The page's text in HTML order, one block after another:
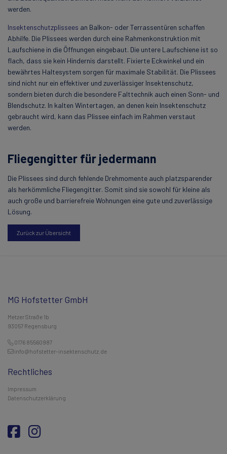
Zurück zur Übersicht
werden.
Insektenschutzplissees an Balkon- oder Terrassentüren schaffen
Abhilfe. Die Plissees werden durch eine Rahmenkonstruktion mit
Laufschiene in die Öffnungen eingebaut. Die untere Laufschiene ist so
flach, dass sie kein Hindernis darstellt. Fixierte Eckwinkel und ein
bewährtes Haltesystem sorgen für maximale Stabilität. Die Plissees
sind nicht nur ein effektiver und zuverlässiger Insektenschutz,
sondern bieten durch die besondere Falttechnik auch einen Sonn- und
Blendschutz. In kalten Wintertagen, an denen kein Insektenschutz
gebraucht wird, kann das Plissee einfach im Rahmen verstaut
werden.
Fliegengitter für jedermann
Die Plissees sind durch fehlende Drehmomente auch platzsparender
als herkömmliche Fliegengitter. Somit sind sie sowohl für kleine als
auch große und barrierefreie Wohnungen eine gute und zuverlässige
Lösung.
MG Hofstetter GmbH
Metzer Straße 1b
93057 Regensburg
0176 85560987
info@hofstetter-insektenschutz.de
Rechtliches
Impressum
Datenschutzerklärung